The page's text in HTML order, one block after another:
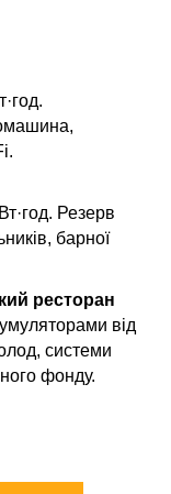
Резерв
барної
ресторан
від
системи
фонду.